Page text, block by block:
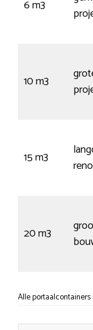
6 m3
10 m3
15 m3
20 m3
Alle